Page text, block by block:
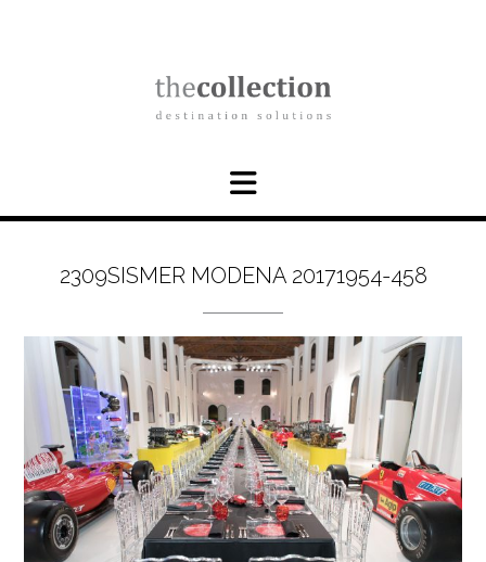
2309SISMER MODENA 20171954-458